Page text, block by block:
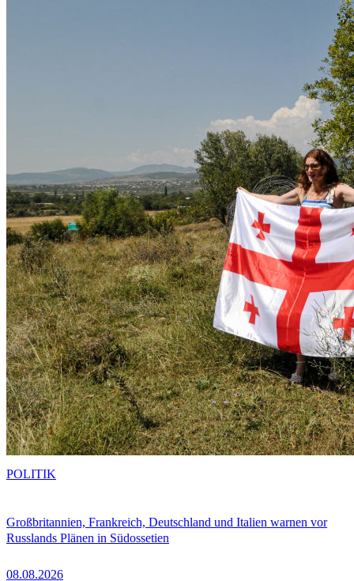
Großbritannien, Frankreich, Deutschland und Italien warnen vor
Russlands Plänen in Südossetien
08.08.2026
POLITIK